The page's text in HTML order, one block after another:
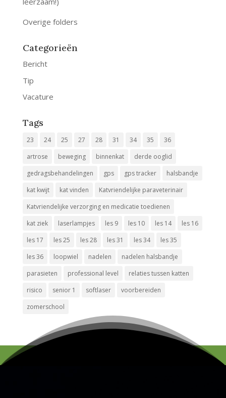
Overige folders
Categorieën
Bericht
Tip
Vacature
Tags
23 24 25 27 28 31 34 35
36
artrose
beweging binnenkat
derde ooglid
gedragsbehandelingen
gps gps tracker
halsbandje
kat kwijt
kat vinden
Katvriendelijke paraveterinair
Katvriendelijke verzorging en medicatie toedienen
kat ziek
laserlampjes les 9 les 10 les 14
les 16
les 17
les 25 les 28 les 31 les 34
les 35
les 36
loopwiel nadelen
nadelen halsbandje
parasieten
professional level
relaties tussen katten
risico
senior 1 softlaser
voorbereiden
zomerschool